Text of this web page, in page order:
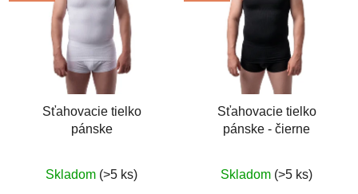
Sťahovacie tielko
pánske
hodnotenie
Skladom (>5 ks)
Sťahovacie tielko
pánske - čierne
hodnotenie
Skladom (>5 ks)